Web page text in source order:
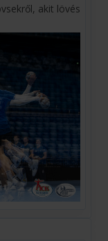
akit lövés